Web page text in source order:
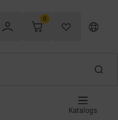
0
Katalogs